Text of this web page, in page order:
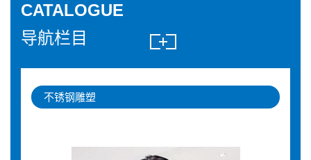
CATALOGUE
导航栏目
不锈钢雕塑